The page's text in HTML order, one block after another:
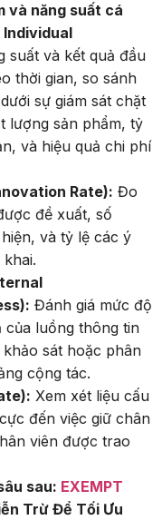
và năng suất cá
Individual
suất và kết quả đầu
thời gian, so sánh
sự giám sát chặt
lượng sản phẩm, tỷ
và hiệu quả chi phí
Rate): Đo
đề xuất, số
và tỷ lệ các ý
Đánh giá mức độ
của luồng thông tin
sát hoặc phân
cộng tác.
Xem xét liệu cấu
đến việc giữ chân
viên được trao
sau: EXEMPT
Trừ Để Tối Ưu